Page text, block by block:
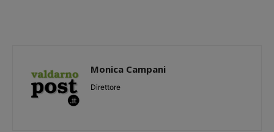
Monica Campani
Direttore